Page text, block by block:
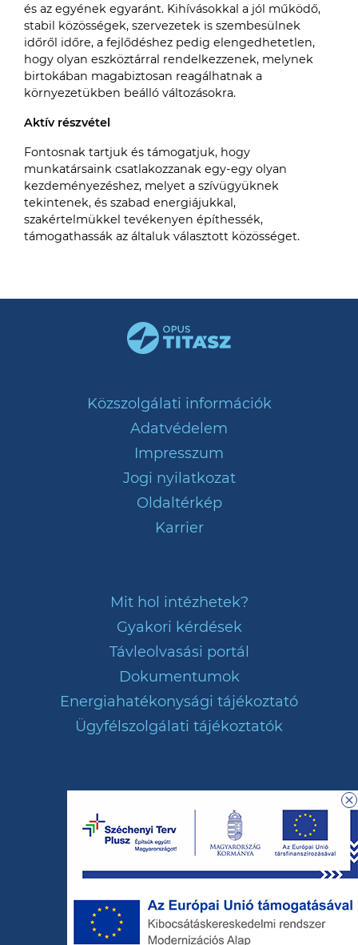
és az egyének egyaránt. Kihívásokkal a jól működő,
stabil közösségek, szervezetek is szembesülnek
időről időre, a fejlődéshez pedig elengedhetetlen,
hogy olyan eszköztárral rendelkezzenek, melynek
birtokában magabiztosan reagálhatnak a
környezetükben beálló változásokra.
Aktív részvétel
Fontosnak tartjuk és támogatjuk, hogy
munkatársaink csatlakozzanak egy-egy olyan
kezdeményezéshez, melyet a szívügyüknek
tekintenek, és szabad energiájukkal,
szakértelmükkel tevékenyen építhessék,
támogathassák az általuk választott közösséget.
Közszolgálati információk
Adatvédelem
Impresszum
Jogi nyilatkozat
Oldaltérkép
Karrier
Mit hol intézhetek?
Gyakori kérdések
Távleolvasási portál
Dokumentumok
Energiahatékonysági tájékoztató
Ügyfélszolgálati tájékoztatók